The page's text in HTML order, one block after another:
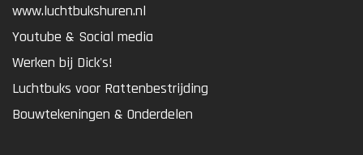
www.luchtbukshuren.nl
Youtube & Social media
Werken bij Dick's!
Luchtbuks voor Rattenbestrijding
Bouwtekeningen & Onderdelen